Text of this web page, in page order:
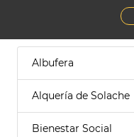
Albufera
Alquería de Solache
Bienestar Social